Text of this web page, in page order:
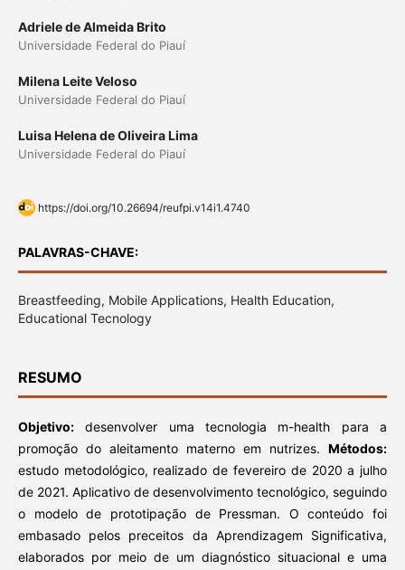
Adriele de Almeida Brito
Universidade Federal do Piauí
Milena Leite Veloso
Universidade Federal do Piauí
Luisa Helena de Oliveira Lima
Universidade Federal do Piauí
https://doi.org/10.26694/reufpi.v14i1.4740
PALAVRAS-CHAVE:
Breastfeeding, Mobile Applications, Health Education,
Educational Tecnology
RESUMO
Objetivo:desenvolver uma tecnologia m-health para a
promoção do aleitamento materno em nutrizes.Métodos:
estudo metodológico, realizado de fevereiro de 2020 a julho
de 2021. Aplicativo de desenvolvimento tecnológico, seguindo
o modelo de prototipação de Pressman. O conteúdo foi
embasado pelos preceitos da Aprendizagem Significativa,
elaborados por meio de um diagnóstico situacional e uma